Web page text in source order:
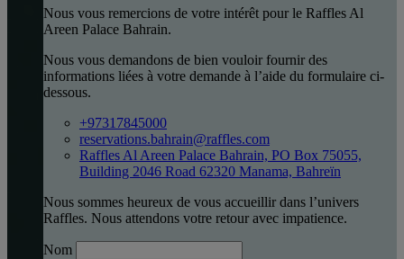
Nous vous remercions de votre intérêt pour le Raffles Al
Areen Palace Bahrain.
Nous vous demandons de bien vouloir fournir des
informations liées à votre demande à l’aide du formulaire ci-
dessous.
+97317845000
reservations.bahrain@raffles.com
Raffles Al Areen Palace Bahrain, PO Box 75055,
Building 2046 Road 62320 Manama, Bahreïn
Nous sommes heureux de vous accueillir dans l’univers
Raffles. Nous attendons votre retour avec impatience.
Nom